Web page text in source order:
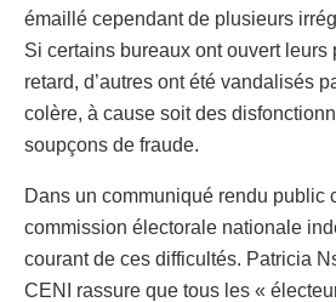
émaillé cependant de plusieurs
Si certains bureaux ont ouvert leurs
retard, d’autres ont été vandalisés
colère, à cause soit des
soupçons de fraude.
Dans un communiqué rendu public
commission électorale nationale
courant de ces difficultés. Patricia
CENI rassure que tous les «